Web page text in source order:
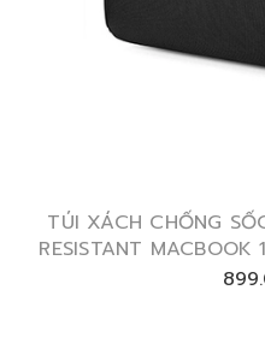
TÚI XÁCH CHỐNG
RESISTANT MACBOOK